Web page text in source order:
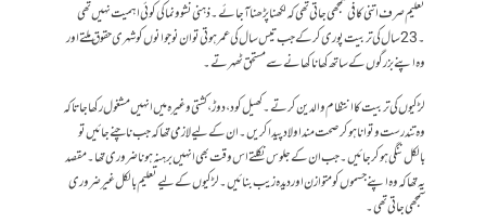
تعلیم صرف اتنی کافی سمجھی جاتی تھی کہ لکھنا پڑھنا آجائے ۔ ذہنی نشوونما کی کوئی اہمیت نہیں تھی
۔ 23 سال کی تربیت پوری کر کے جب تیس سال کی عمر ہوتی تو ان نوجوانوں کو شہری حقوق ملتے اور
وہ اپنے بزرگوں کے ساتھ کھانا کھانے سے مستحق ٹھہرتے ۔
لڑکیوں کی تربیت کا انتظام والدین کرتے ۔ کھیل کود ، دوڑ ، کشتی وغیرہ میں انہیں مشغول رکھا جاتا کہ
وہ تندرست و توانا ہو کر صحت مند اولاد پیدا کریں ۔ ان کے لیے لازمی تھا کہ جب ناچنے جائیں تو
بالکل ننگی ہو کر جائیں ۔ جب ان کے جلوس نکلتے اس وقت بھی انہیں برہنہ ہو نا ضروری تھا ۔ مقصد
یہ تھا کہ وہ اپنے جسموں کو متوازن اور دیدہ زیب بنائیں ۔ لڑکیوں کے لیے تعلیم بالکل غیر ضروری
سمجھی جاتی تھی ۔